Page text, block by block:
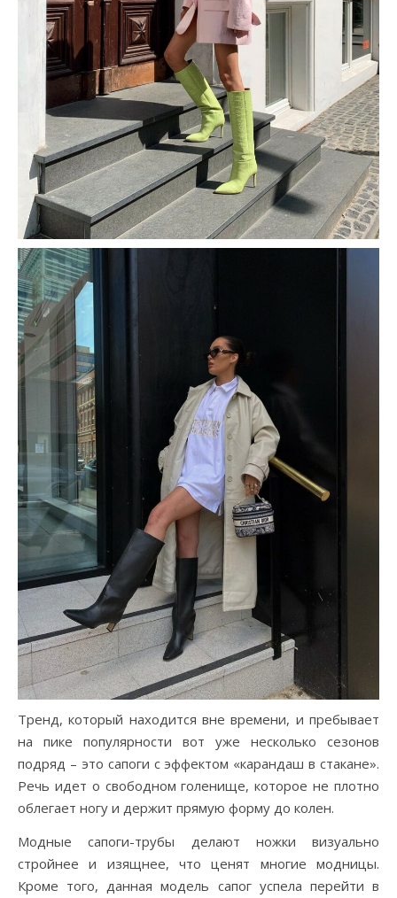
Тренд, который находится вне времени, и пребывает
на пике популярности вот уже несколько сезонов
подряд – это сапоги с эффектом «карандаш в стакане».
Речь идет о свободном голенище, которое не плотно
облегает ногу и держит прямую форму до колен.
Модные сапоги-трубы делают ножки визуально
стройнее и изящнее, что ценят многие модницы.
Кроме того, данная модель сапог успела перейти в